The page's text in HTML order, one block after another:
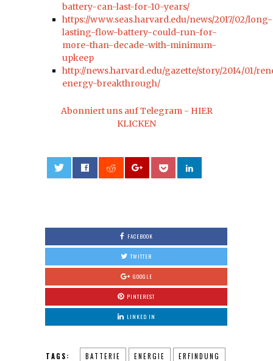
battery-can-last-for-10-years/
https://www.seas.harvard.edu/news/2017/02/long-
lasting-flow-battery-could-run-for-
more-than-decade-with-minimum-
upkeep
http://news.harvard.edu/gazette/story/2014/01/
energy-breakthrough/
Abonniert uns auf Telegram - HIER
KLICKEN
FACEBOOK
TWITTER
GOOGLE
PINTEREST
LINKED IN
TAGS: BATTERIE ENERGIE ERFINDUNG